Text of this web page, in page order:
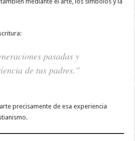
pasadas y
de tus padres.”
precisamente de esa experiencia